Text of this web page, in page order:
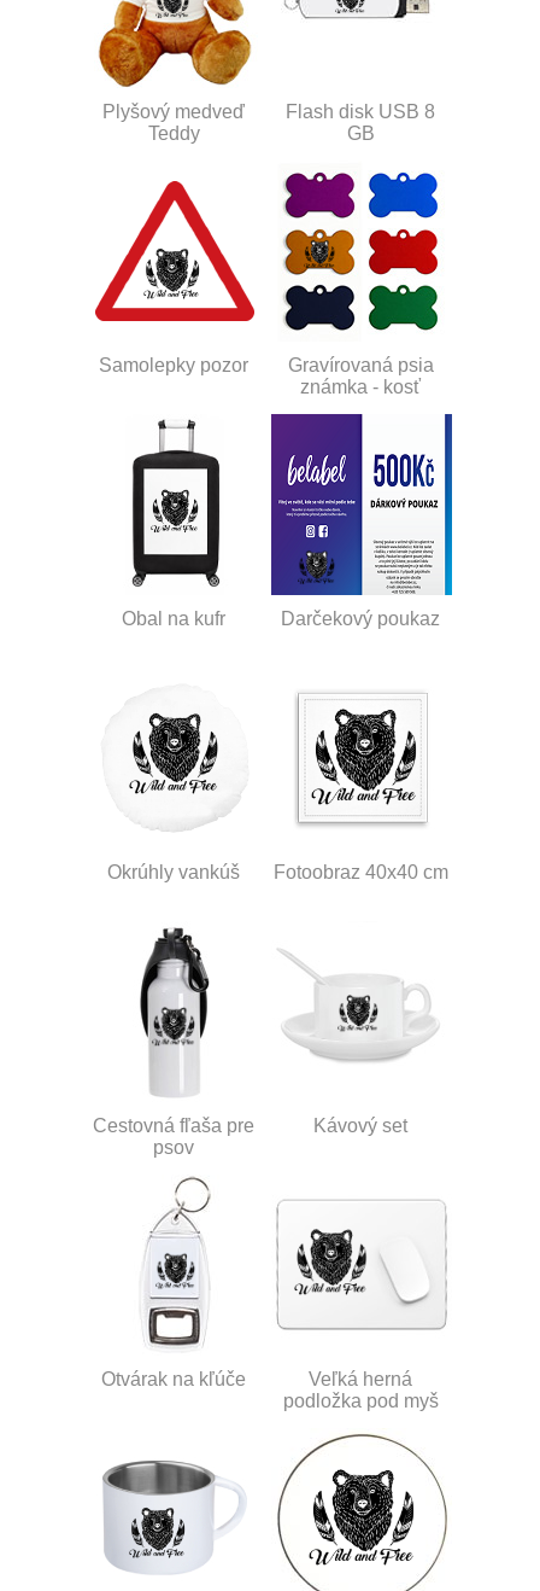
Plyšový medveď
Teddy
Flash disk USB 8
GB
Samolepky pozor
Gravírovaná psia
známka - kosť
Obal na kufr Darčekový poukaz
Okrúhly vankúš Fotoobraz 40x40 cm
Cestovná fľaša pre
psov
Kávový set
Otvárak na kľúče
Veľká herná
podložka pod myš